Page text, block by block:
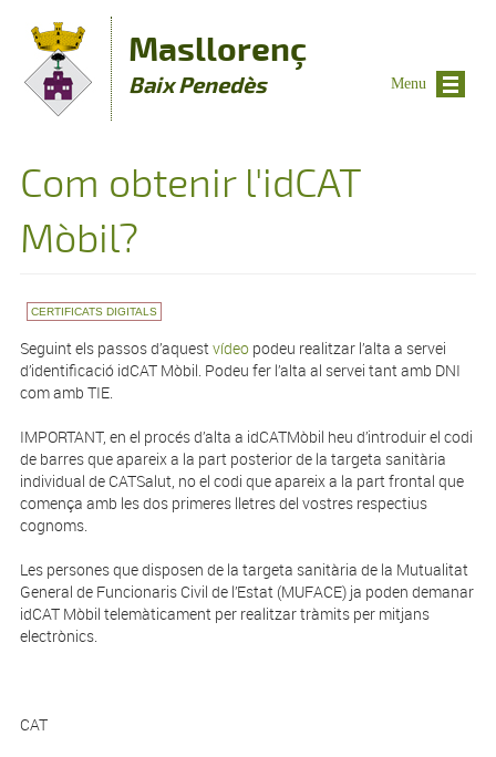
Masllorenç
Baix Penedès
Com obtenir l'idCAT
Mòbil?
CERTIFICATS DIGITALS
Seguint els passos d’aquestvídeopodeu realitzar l’alta a servei
d’identificació idCAT Mòbil. Podeu fer l’alta al servei tant amb DNI
com amb TIE.
IMPORTANT, en el procés d’alta a idCATMòbil heu d’introduir el codi
de barres que apareix a la part posterior de la targeta sanitària
individual de CATSalut, no el codi que apareix a la part frontal que
comença amb les dos primeres lletres del vostres respectius
cognoms.
Les persones que disposen de la targeta sanitària de la Mutualitat
General de Funcionaris Civil de l’Estat (MUFACE) ja poden demanar
idCAT Mòbil telemàticament per realitzar tràmits per mitjans
electrònics.
CAT
Menu